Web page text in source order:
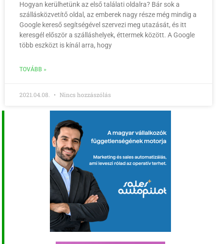
Hogyan kerülhetünk az első találati oldalra? Bár sok a
szállásközvetítő oldal, az emberek nagy része még mindig a
Google kereső segítségével szervezi meg utazását, és itt
keresgél először a szálláshelyek, éttermek között. A Google
több eszközt is kínál arra, hogy
TOVÁBB »
2021.04.08. Nincs hozzászólás